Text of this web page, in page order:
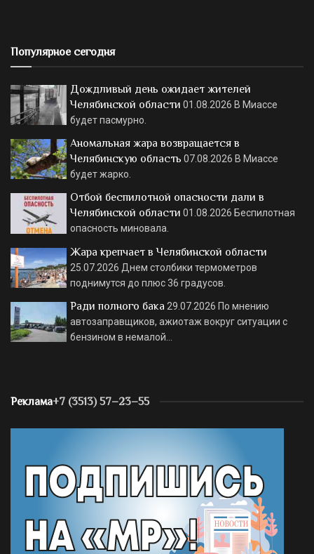
Популярное сегодня
Дождливый день ожидает жителей
Челябинской области 01.08.2026 В Миассе
будет пасмурно.
Аномальная жара возвращается в
Челябинскую область 07.08.2026 В Миассе
будет жарко.
Отбой беспилотной опасности дали в
Челябинской области 01.08.2026 Беспилотная
опасность миновала.
Жара крепчает в Челябинской области
25.07.2026 Днем столбики термометров
поднимутся до плюс 36 градусов.
Ради полного бака 29.07.2026 По мнению
автозаправщиков, ажиотаж вокруг ситуации с
бензином в немалой…
Реклама+7 (3513) 57–23–55